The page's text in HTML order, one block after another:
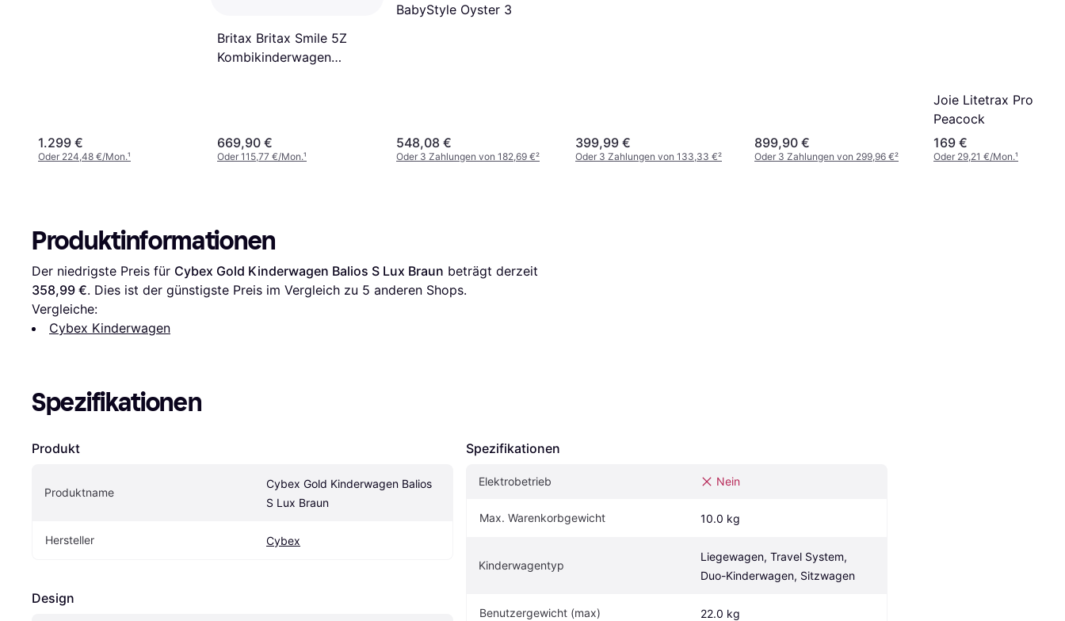
1.299 €
Oder 224,48 €/Mon.¹
Britax Britax Smile 5Z
Kombikinderwagen
669,90 €
Oder 115,77 €/Mon.¹
BabyStyle Oyster 3
548,08 €
Oder 3 Zahlungen von 182,69 €²
399,99 €
Oder 3 Zahlungen von 133,33 €²
899,90 €
Oder 3 Zahlungen von 299,96 €²
Joie Litetrax Pro
Peacock
169 €
Oder 29,21 €/Mon.¹
Produktinformationen
Der niedrigste Preis für Cybex Gold Kinderwagen Balios S Lux Braun
358,99 €. Dies ist der günstigste Preis im Vergleich zu 5 anderen Shops.
Vergleiche:
Cybex Kinderwagen
Spezifikationen
Produkt
Produktname
Cybex Gold Kinderwagen Balios
S Lux Braun
Hersteller Cybex
Design
Spezifikationen
Elektrobetrieb Nein
Max. Warenkorbgewicht 10.0 kg
Kinderwagentyp
Liegewagen, Travel System,
Duo-Kinderwagen, Sitzwagen
Benutzergewicht (max) 22.0 kg